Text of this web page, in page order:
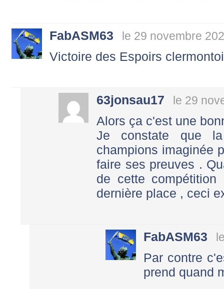
FabASM63 le 29 novembre
Victoire des Espoirs
63jonsau17 le 29
Alors ça c'est une
Je constate que
champions imaginée
faire ses preuves .
de cette
dernière place , ceci
FabASM63
Par contre
prend quand